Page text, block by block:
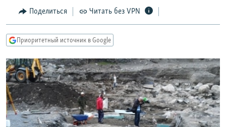
Вернутся
поиску
КУЛЬТУРА
КАВКАЗ.РЕАЛИИ
СЕВЕР.РЕАЛИИ
СИБИРЬ.РЕАЛИИ
РАСПИСАНИЕ ВЕЩАНИЯ
ПОДПИШИТЕСЬ НА РАССЫЛКУ
Поделиться Читать без VPN
Приоритетный источник в Google